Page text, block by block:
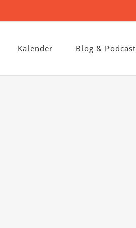
Kalender Blog & Podcast